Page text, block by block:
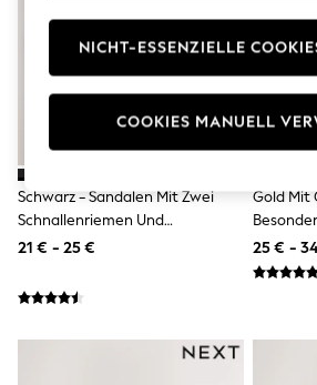
Jumpsuits & Playsuits
Rash Vests
Sandals & Sliders
Shorts
Skirts
Sunsafe Swimwear
Baby Holiday Shop
Baby Travel Accessories
All Accessories
Havaianas
Schwarz - Sandalen Mit Zwei
Schnallenriemen Und
Gepolstertem Fußbett
21 € - 25 €
Gold Mit
25 € -
COOKIES MANUELL
NICHT-ESSENZIELLE